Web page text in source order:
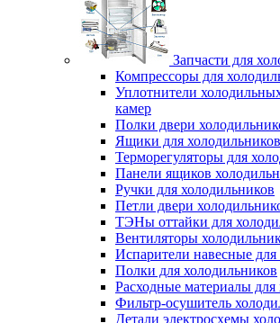
Запчасти для
Компрессоры для
Уплотнители
камер
Полки двери
Ящики для холодильников
Терморегуляторы для
Панели ящиков
Ручки для холодильников
Петли двери
ТЭНы оттайки для
Вентиляторы
Испарители навесные для
Полки для холодильников
Расходные материалы для
Фильтр-осушитель
Детали электросхемы